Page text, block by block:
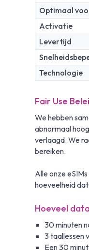
Optimaal
Activatie
Levertijd
Technologie
Fair Use
We hebben
abnormaal
verlaagd. We
bereiken.
Alle onze
hoeveelheid
Hoeveel
30 minuten
3 taallessen
Een 30